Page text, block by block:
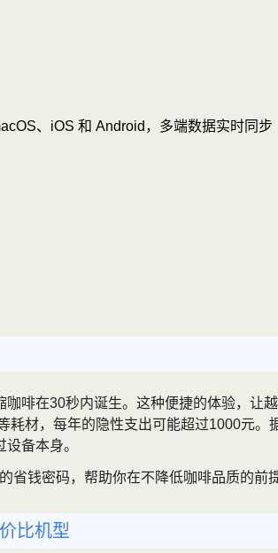
、iOS 和 Android，多端数据实时同步
啡在30秒内诞生。这种便捷的体验，
材，每年的隐性支出可能超过1000元
备本身。
钱密码，帮助你在不降低咖啡品质的前
比机型